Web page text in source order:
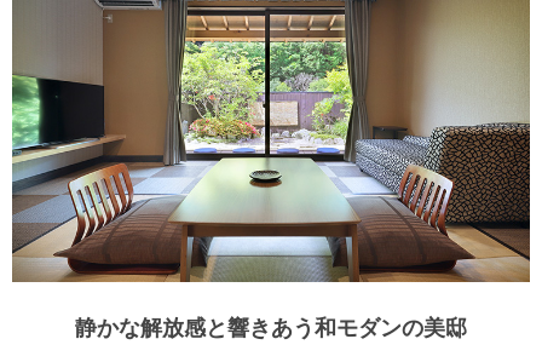
静かな解放感と響きあう和モダンの美邸